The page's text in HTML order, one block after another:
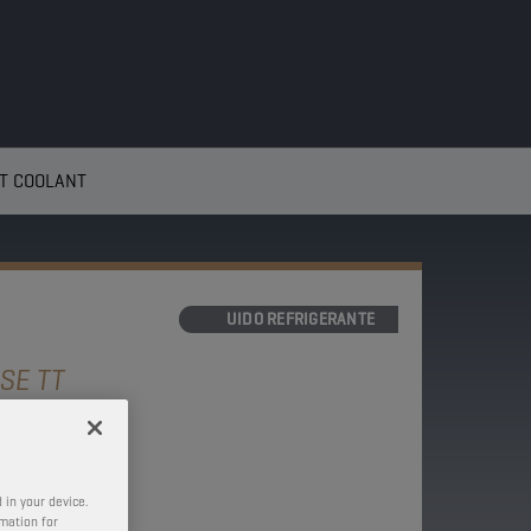
COOLANT
LÍQUIDO REFRIGERANTE
TT
your device.
for